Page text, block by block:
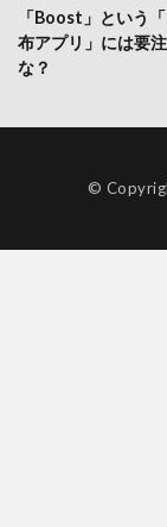
「Boost」という
布アプリ」には要
な？
©